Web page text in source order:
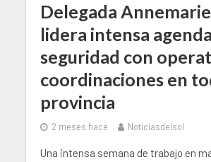
Delegada
lidera intensa
seguridad con
coordinaciones en
provincia
2 meses hace Noticiasdelsol
Una intensa semana de trabajo en